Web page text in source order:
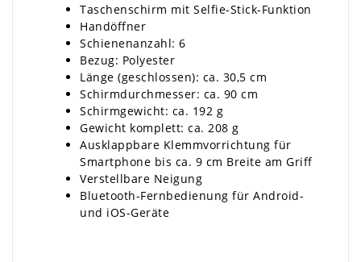
Taschenschirm mit Selfie-Stick-Funktion
Handöffner
Schienenanzahl: 6
Bezug: Polyester
Länge (geschlossen): ca. 30,5 cm
Schirmdurchmesser: ca. 90 cm
Schirmgewicht: ca. 192 g
Gewicht komplett: ca. 208 g
Ausklappbare Klemmvorrichtung für
Smartphone bis ca. 9 cm Breite am Griff
Verstellbare Neigung
Bluetooth-Fernbedienung für Android-
und iOS-Geräte